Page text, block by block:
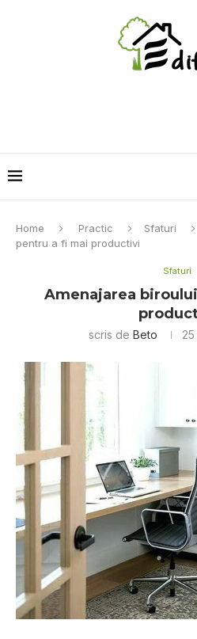
Home Practic Sfaturi
pentru a fi mai productivi
Sfaturi
Amenajarea
scris de Beto